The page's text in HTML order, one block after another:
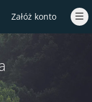
Załóż konto